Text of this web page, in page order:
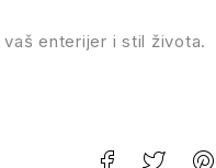
enterijer i stil života.